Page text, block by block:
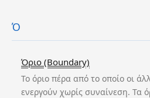
Ό
Όριο (Boundary)
Το όριο πέρα από το οποίο οι
ενεργούν χωρίς συναίνεση. Τα